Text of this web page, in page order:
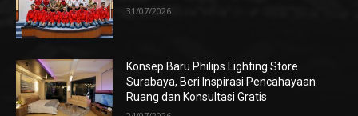
31/07/2026
Konsep Baru Philips Lighting Store
Surabaya, Beri Inspirasi Pencahayaan
Ruang dan Konsultasi Gratis